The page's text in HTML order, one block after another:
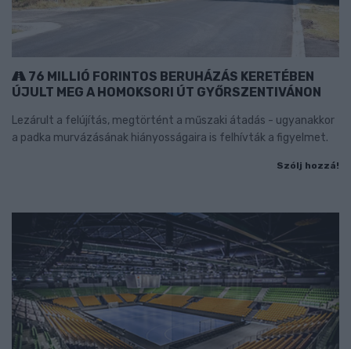
76 MILLIÓ FORINTOS BERUHÁZÁS KERETÉBEN
ÚJULT MEG A HOMOKSORI ÚT GYŐRSZENTIVÁNON
Lezárult a felújítás, megtörtént a műszaki átadás - ugyanakkor
a padka murvázásának hiányosságaira is felhívták a figyelmet.
Szólj hozzá!